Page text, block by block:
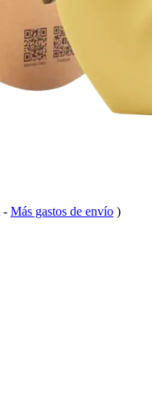
- Más gastos de envío )